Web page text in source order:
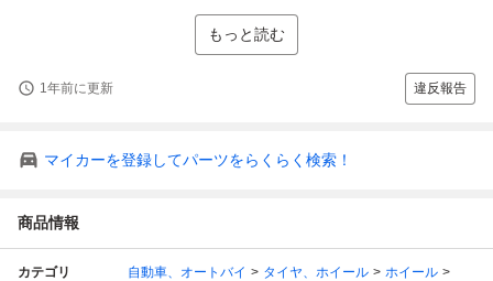
もっと読む
1年前に更新 違反報告
マイカーを登録してパーツをらくらく検索！
商品情報
カテゴリ 自動車、オートバイ タイヤ、ホイール
ホイール